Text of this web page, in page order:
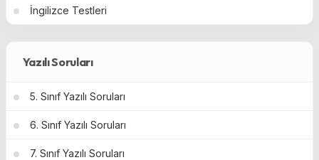
İngilizce Testleri
Yazılı Soruları
5. Sınıf Yazılı Soruları
6. Sınıf Yazılı Soruları
7. Sınıf Yazılı Soruları